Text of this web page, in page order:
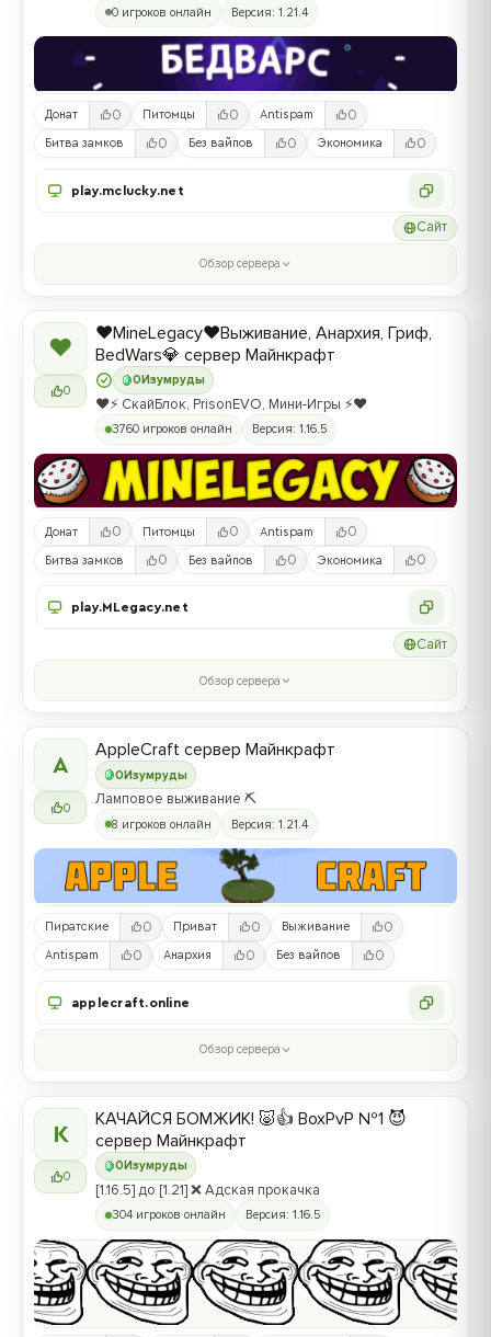
0 игроков онлайн Версия: 1.21.4
Донат 0 Питомцы 0 Antispam 0
Битва замков 0 Без вайпов 0 Экономика 0
play.mclucky.net
Сайт
Обзор сервера
❤
0
0 Изумруды
❤️MineLegacy❤️Выживание, Анархия, Гриф,
BedWars💎 сервер Майнкрафт
❤️⚡️ СкайБлок, PrisonEVO, Мини-Игры ⚡️❤️
3760 игроков онлайн Версия: 1.16.5
Донат 0 Питомцы 0 Antispam 0
Битва замков 0 Без вайпов 0 Экономика 0
play.MLegacy.net
Сайт
Обзор сервера
A
0
0Изумруды
AppleCraft сервер Майнкрафт
Ламповое выживание ⛏️
8 игроков онлайн Версия: 1.21.4
Пиратские 0 Приват 0 Выживание 0
Antispam 0 Анархия 0 Без вайпов 0
applecraft.online
Обзор сервера
К
0
0 Изумруды
КАЧАЙСЯ БОМЖИК! 🐷👍 BoxPvP №1 😈
сервер Майнкрафт
[1.16.5] до [1.21] ❌ Адская прокачка
304 игроков онлайн Версия: 1.16.5